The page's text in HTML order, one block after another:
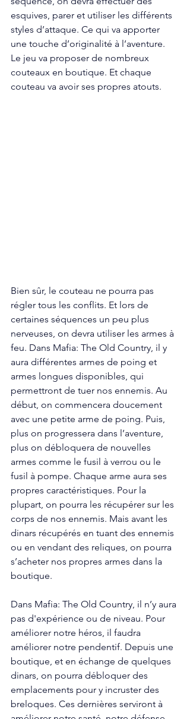
esquives, parer et utiliser les différents
styles d’attaque. Ce qui va apporter
une touche d’originalité à l’aventure.
Le jeu va proposer de nombreux
couteaux en boutique. Et chaque
couteau va avoir ses propres atouts.
Bien sûr, le couteau ne pourra pas
régler tous les conflits. Et lors de
certaines séquences un peu plus
nerveuses, on devra utiliser les armes à
feu. Dans Mafia: The Old Country, il y
aura différentes armes de poing et
armes longues disponibles, qui
permettront de tuer nos ennemis. Au
début, on commencera doucement
avec une petite arme de poing. Puis,
plus on progressera dans l’aventure,
plus on débloquera de nouvelles
armes comme le fusil à verrou ou le
fusil à pompe. Chaque arme aura ses
propres caractéristiques. Pour la
plupart, on pourra les récupérer sur les
corps de nos ennemis. Mais avant les
dinars récupérés en tuant des ennemis
ou en vendant des reliques, on pourra
s’acheter nos propres armes dans la
boutique.
Dans Mafia: The Old Country, il n’y aura
pas d'expérience ou de niveau. Pour
améliorer notre héros, il faudra
améliorer notre pendentif. Depuis une
boutique, et en échange de quelques
dinars, on pourra débloquer des
emplacements pour y incruster des
breloques. Ces dernières serviront à